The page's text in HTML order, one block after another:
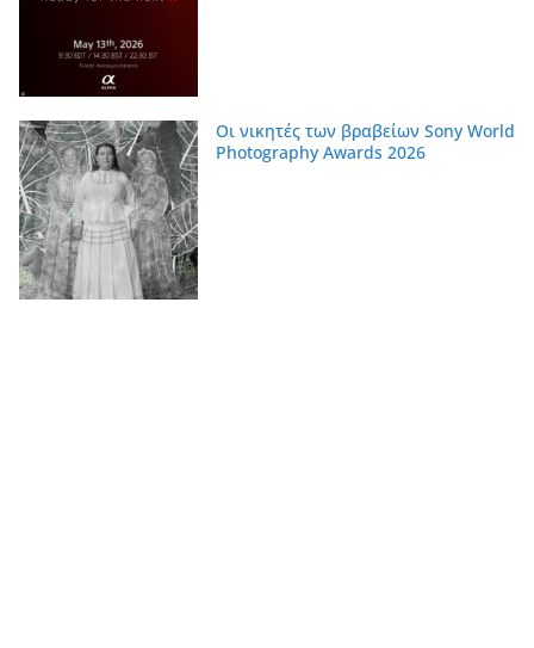
Οι νικητές των βραβείων Sony World
Photography Awards 2026